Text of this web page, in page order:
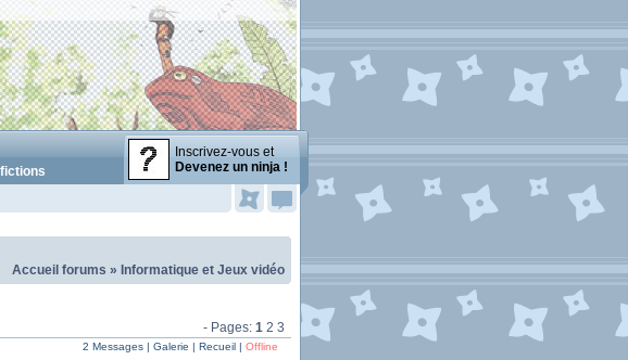
Inscrivez-vous et
Devenez un ninja !
Accueil forums » Informatique et Jeux vidéo
- Pages: 1 2 3
2 Messages | Galerie | Recueil | Offline